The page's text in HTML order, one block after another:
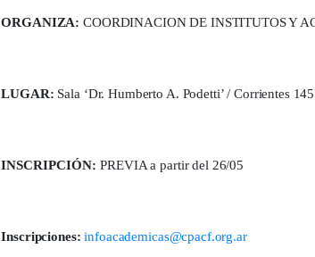
ORGANIZA:COORDINACION DE INSTITUTOS Y
LUGAR: Sala ‘Dr. Humberto A. Podetti’ / Corrientes
INSCRIPCIÓN:PREVIA a partir del 26/05
Inscripciones:infoacademicas@cpacf.org.ar